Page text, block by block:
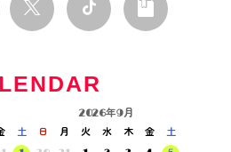
土
2026年9月
日 月 火 水 木 金
土